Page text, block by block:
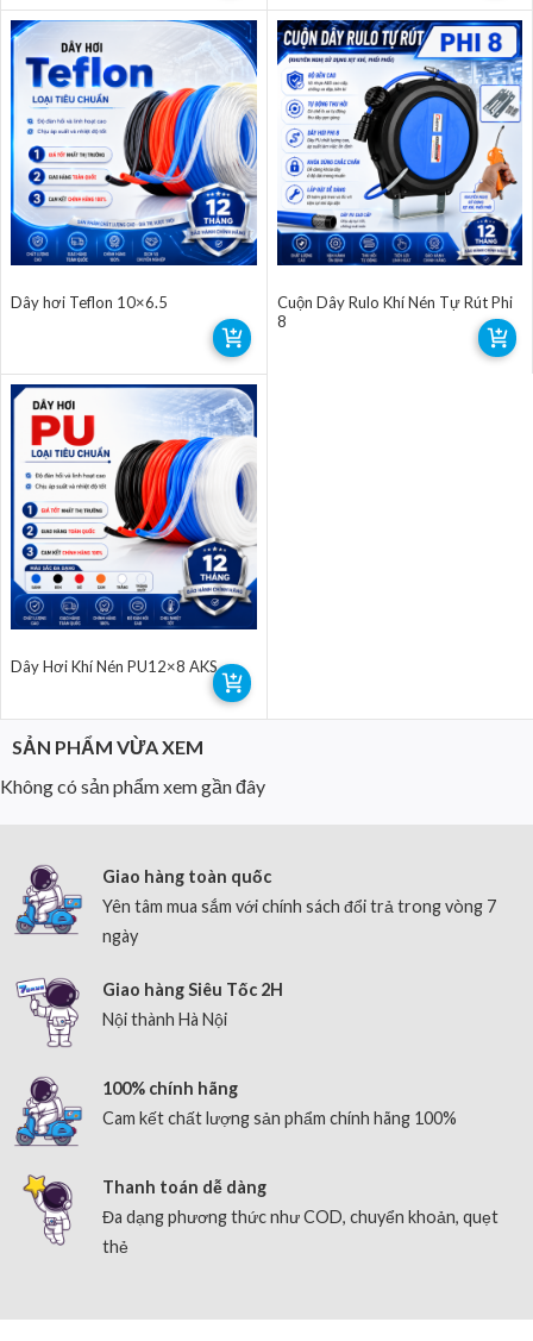
Dây hơi Teflon 10×6.5
Cuộn Dây Rulo Khí Nén Tự Rút Phi
8
Dây Hơi Khí Nén PU12×8 AKS
SẢN PHẨM VỪA XEM
Không có sản phẩm xem gần đây
Giao hàng toàn quốc
Yên tâm mua sắm với chính sách đổi trả trong vòng 7
ngày
Giao hàng Siêu Tốc 2H
Nội thành Hà Nội
100% chính hãng
Cam kết chất lượng sản phẩm chính hãng 100%
Thanh toán dễ dàng
Đa dạng phương thức như COD, chuyển khoản, quẹt
thẻ